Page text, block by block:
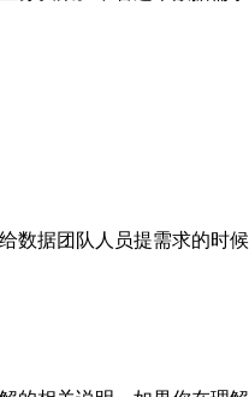
据团队人员提需求的时